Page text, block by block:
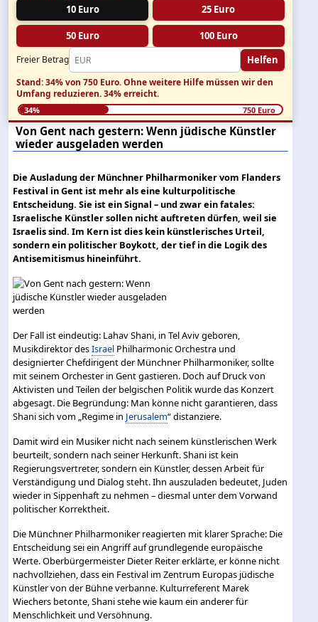
10 Euro
25 Euro
50 Euro 100 Euro
Freier Betrag Helfen
Stand: 34% von 750 Euro.Ohne weitere Hilfe müssen wir den
Umfang reduzieren.34% erreicht.
34% 750 Euro
Von Gent nach gestern: Wenn jüdische Künstler
wieder ausgeladen werden
Die Ausladung der Münchner Philharmoniker vom Flanders
Festival in Gent ist mehr als eine kulturpolitische
Entscheidung. Sie ist ein Signal – und zwar ein fatales:
Israelische Künstler sollen nicht auftreten dürfen, weil sie
Israelis sind. Im Kern ist dies kein künstlerisches Urteil,
sondern ein politischer Boykott, der tief in die Logik des
Antisemitismus hineinführt.
Der Fall ist eindeutig: Lahav Shani, in Tel Aviv geboren,
Musikdirektor desIsrael Philharmonic Orchestra und
designierter Chefdirigent der Münchner Philharmoniker, sollte
mit seinem Orchester in Gent gastieren. Doch auf Druck von
Aktivisten und Teilen der belgischen Politik wurde das Konzert
abgesagt. Die Begründung: Man könne nicht garantieren, dass
Shani sich vom „Regime in Jerusalem“ distanziere.
Damit wird ein Musiker nicht nach seinem künstlerischen Werk
beurteilt, sondern nach seiner Herkunft. Shani ist kein
Regierungsvertreter, sondern ein Künstler, dessen Arbeit für
Verständigung und Dialog steht. Ihn auszuladen bedeutet, Juden
wieder in Sippenhaft zu nehmen – diesmal unter dem Vorwand
politischer Korrektheit.
Die Münchner Philharmoniker reagierten mit klarer Sprache: Die
Entscheidung sei ein Angriff auf grundlegende europäische
Werte. Oberbürgermeister Dieter Reiter erklärte, er könne nicht
nachvollziehen, dass ein Festival im Zentrum Europas jüdische
Künstler von der Bühne verbanne. Kulturreferent Marek
Wiechers betonte, Shani stehe wie kaum ein anderer für
Menschlichkeit und Versöhnung.